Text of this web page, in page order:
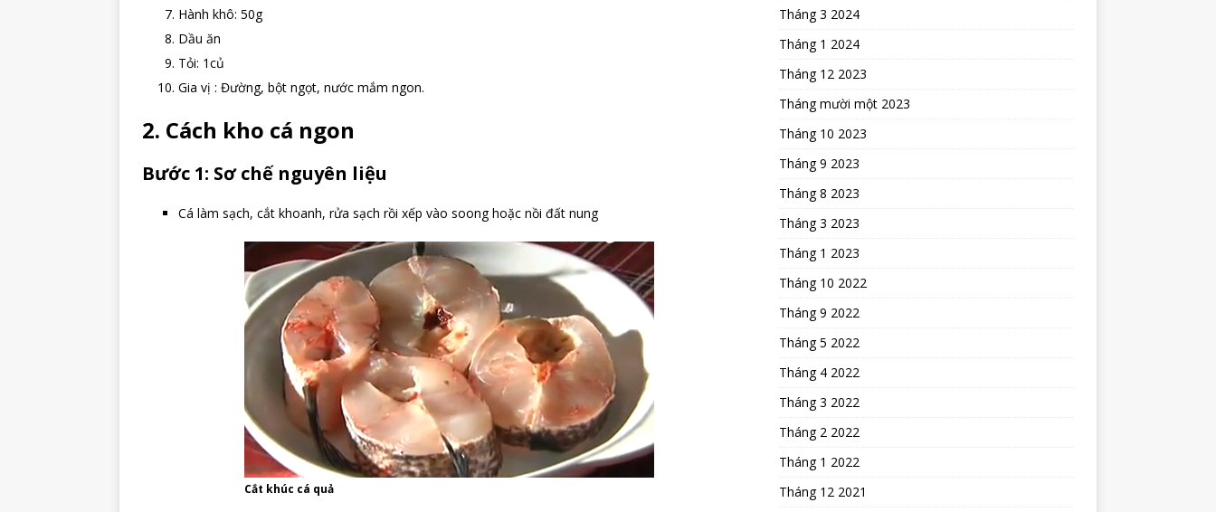
Hành khô: 50g
Dầu ăn
Tỏi: 1củ
Gia vị : Đường, bột ngọt, nước mắm ngon.
2. Cách kho cá ngon
Bước 1: Sơ chế nguyên liệu
Cá làm sạch, cắt khoanh, rửa sạch rồi xếp vào soong hoặc nồi đất nung
Cắt khúc cá quả
Tháng 3 2024
Tháng 1 2024
Tháng 12 2023
Tháng mười một 2023
Tháng 10 2023
Tháng 9 2023
Tháng 8 2023
Tháng 3 2023
Tháng 1 2023
Tháng 10 2022
Tháng 9 2022
Tháng 5 2022
Tháng 4 2022
Tháng 3 2022
Tháng 2 2022
Tháng 1 2022
Tháng 12 2021